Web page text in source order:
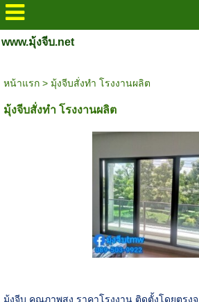
www.มุ้งจีบ.net
หน้าแรก> มุ้งจีบสั่งทำ โรงงานผลิต
มุ้งจีบสั่งทำ โรงงานผลิต
มุ้งจีบ คุณภาพสูง ราคาโรงงาน ติดตั้งโดยตรง